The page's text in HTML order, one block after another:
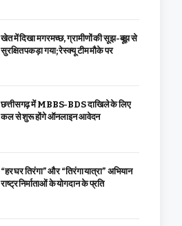
खेत में दिखा मगरमच्छ, ग्रामीणों की सूझ-बूझ से
सुरक्षित पकड़ा गया; रेस्क्यू टीम मौके पर
छत्तीसगढ़ में MBBS-BDS दाखिले के लिए
कल से शुरू होंगे ऑनलाइन आवेदन
“हर घर तिरंगा” और “तिरंगा यात्रा” अभियान
राष्ट्र निर्माताओं के योगदान के प्रति